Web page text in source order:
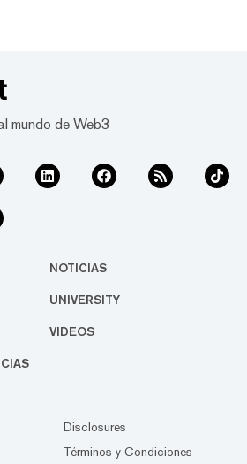
mundo de Web3
NOTICIAS
UNIVERSITY
VIDEOS
Disclosures
Términos y Condiciones